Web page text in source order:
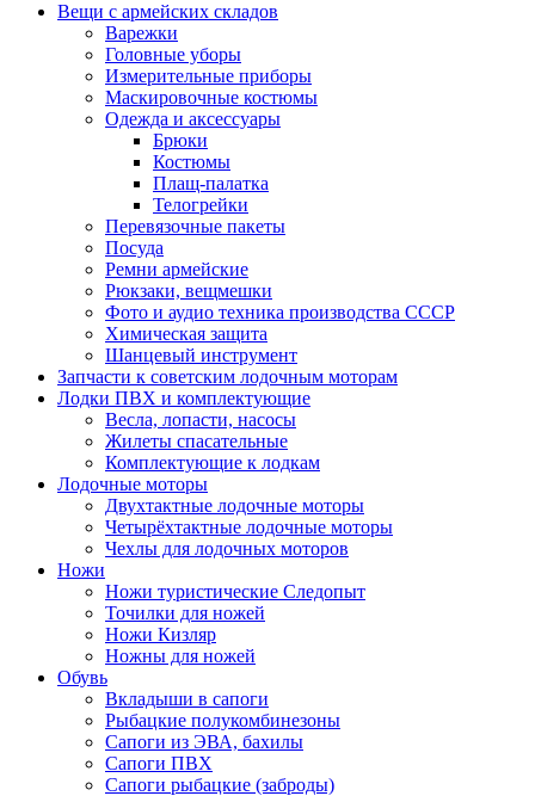
Вещи с армейских складов
Варежки
Головные уборы
Измерительные приборы
Маскировочные костюмы
Одежда и аксессуары
Брюки
Костюмы
Плащ-палатка
Телогрейки
Перевязочные пакеты
Посуда
Ремни армейские
Рюкзаки, вещмешки
Фото и аудио техника производства СССР
Химическая защита
Шанцевый инструмент
Запчасти к советским лодочным моторам
Лодки ПВХ и комплектующие
Весла, лопасти, насосы
Жилеты спасательные
Комплектующие к лодкам
Лодочные моторы
Двухтактные лодочные моторы
Четырёхтактные лодочные моторы
Чехлы для лодочных моторов
Ножи
Ножи туристические Следопыт
Точилки для ножей
Ножи Кизляр
Ножны для ножей
Обувь
Вкладыши в сапоги
Рыбацкие полукомбинезоны
Сапоги из ЭВА, бахилы
Сапоги ПВХ
Сапоги рыбацкие (заброды)